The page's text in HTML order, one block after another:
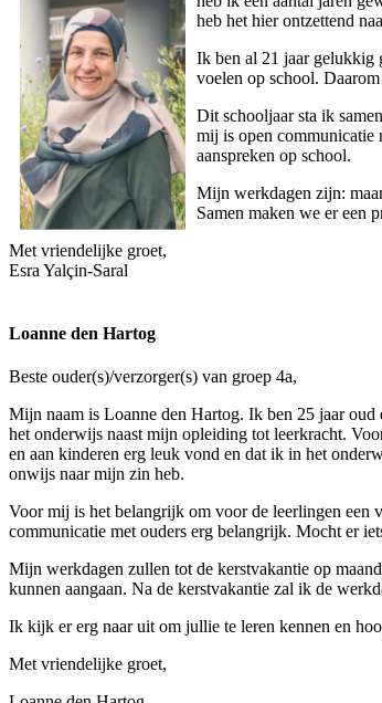
heb het hier ontzettend
Ik ben al 21 jaar gelukkig
voelen op school.
Dit schooljaar sta ik
mij is open communicatie
aanspreken op school.
Mijn werkdagen zijn:
Samen maken we er een
Met vriendelijke groet,
Esra Yalçin-Saral
Loanne den Hartog
Beste ouder(s)/verzorger(s) van groep 4a,
Mijn naam is Loanne den Hartog. Ik ben 25 jaar
het onderwijs naast mijn opleiding tot leerkracht.
en aan kinderen erg leuk vond en dat ik in het
onwijs naar mijn zin heb.
Voor mij is het belangrijk om voor de leerlingen een
communicatie met ouders erg belangrijk. Mocht er
Mijn werkdagen zullen tot de kerstvakantie op
kunnen aangaan. Na de kerstvakantie zal ik de
Ik kijk er erg naar uit om jullie te leren kennen en
Met vriendelijke groet,